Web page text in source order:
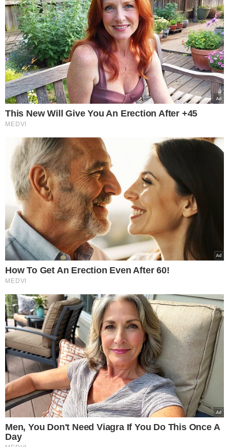
informado ao competidor através de uma planilha.
Geralmente, esse tipo de prova tem duração entre seis e
dez horas.
Ao terminar a etapa, o participante entrega seu
a apuração.É através desse sistema que é verificado o
percurso feito pelo piloto e definido o vencedor de
acordo com a regularidade estabelecida pela planilha.
Como há situações de quebra de equipamento, quedas,
entre outras ocorrências, é comum os competidores
aguardarem os processos de resgate e demorarem para
voltar para o local da chegada.